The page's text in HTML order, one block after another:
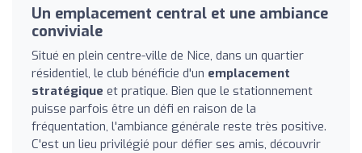
Un emplacement central et une ambiance
conviviale
Situé en plein centre-ville de Nice, dans un quartier
résidentiel, le club bénéficie d'un emplacement
stratégique et pratique. Bien que le stationnement
puisse parfois être un défi en raison de la
fréquentation, l'ambiance générale reste très positive.
C'est un lieu privilégié pour défier ses amis, découvrir